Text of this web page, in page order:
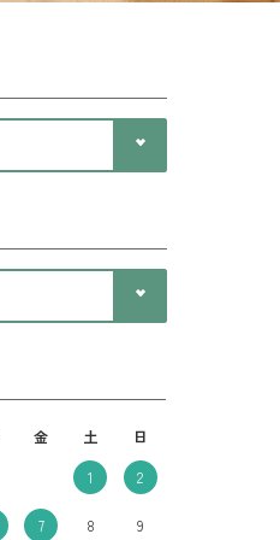
金 土
日
1
2
7 8 9